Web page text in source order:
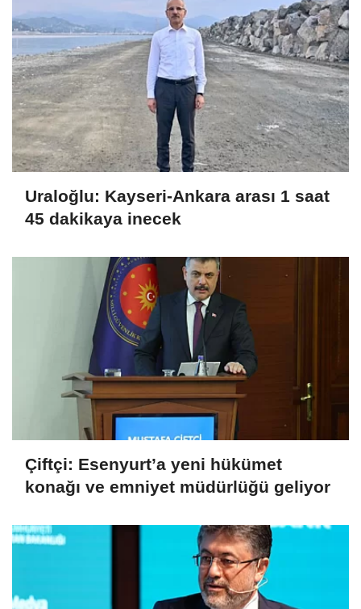
Uraloğlu: Kayseri-Ankara arası 1 saat
45 dakikaya inecek
Çiftçi: Esenyurt’a yeni hükümet
konağı ve emniyet müdürlüğü geliyor